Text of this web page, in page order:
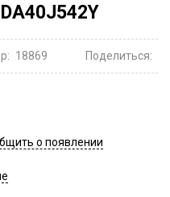
18869 Поделиться:
о появлении